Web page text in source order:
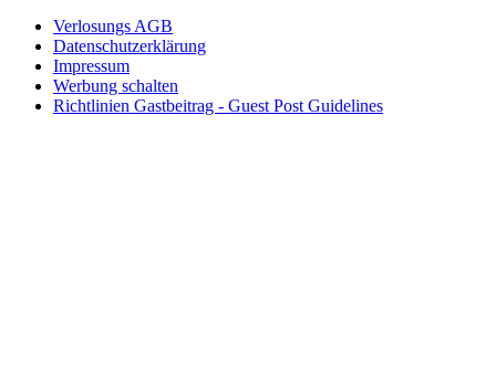
Verlosungs AGB
Datenschutzerklärung
Impressum
Werbung schalten
Richtlinien Gastbeitrag - Guest Post Guidelines